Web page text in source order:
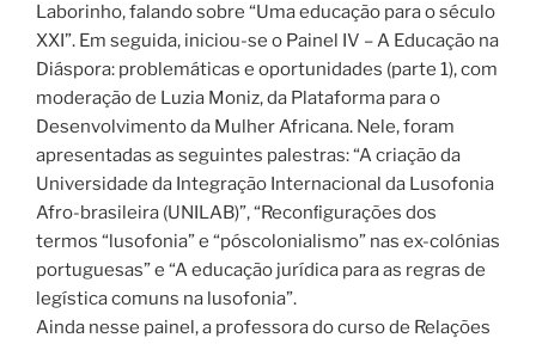
Laborinho, falando sobre “Uma educação para o século
XXI”. Em seguida, iniciou-se o Painel IV – A Educação na
Diáspora: problemáticas e oportunidades (parte 1), com
moderação de Luzia Moniz, da Plataforma para o
Desenvolvimento da Mulher Africana. Nele, foram
apresentadas as seguintes palestras: “A criação da
Universidade da Integração Internacional da Lusofonia
Afro-brasileira (UNILAB)”, “Reconﬁgurações dos
termos “lusofonia” e “póscolonialismo” nas ex-colónias
portuguesas” e “A educação jurídica para as regras de
legística comuns na lusofonia”.
Ainda nesse painel, a professora do curso de Relações